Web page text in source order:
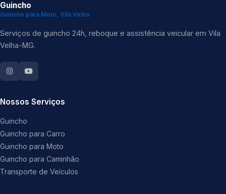
Guincho
Guincho para Moto, Vila Velha
Serviços de guincho 24h, reboque e assistência veicular em Vila
Velha-MG.
Nossos Serviços
Guincho
Guincho para Carro
Guincho para Moto
Guincho para Caminhão
Transporte de Veículos